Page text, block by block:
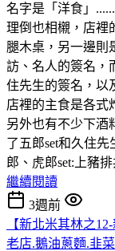
名字是「洋食」
理倒也相櫬，店裡
腿木桌，另一邊則
訪、名人的簽名，
住先生的簽名，以
店裡的主食是各式
另外也有不少下酒
了五郎set和久住
郎、虎郎set:上豬
繼續閱讀
3週前
【新北米其林之
老店.鵝油蔥麵.韭